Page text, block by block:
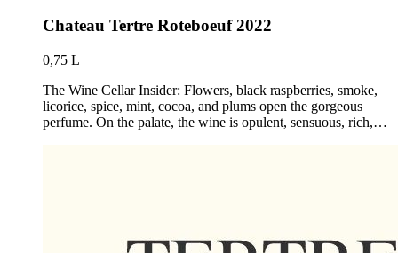
Chateau Tertre Roteboeuf 2022
0,75 L
The Wine Cellar Insider: Flowers, black raspberries, smoke,
licorice, spice, mint, cocoa, and plums open the gorgeous
perfume. On the palate, the wine is opulent, sensuous, rich,…